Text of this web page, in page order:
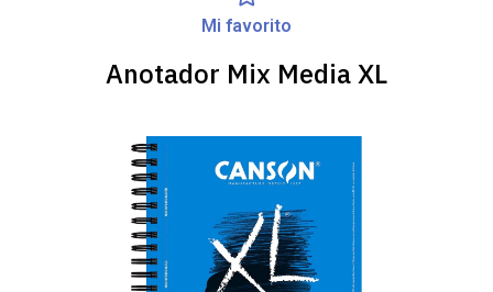
Mi favorito
Anotador Mix Media XL